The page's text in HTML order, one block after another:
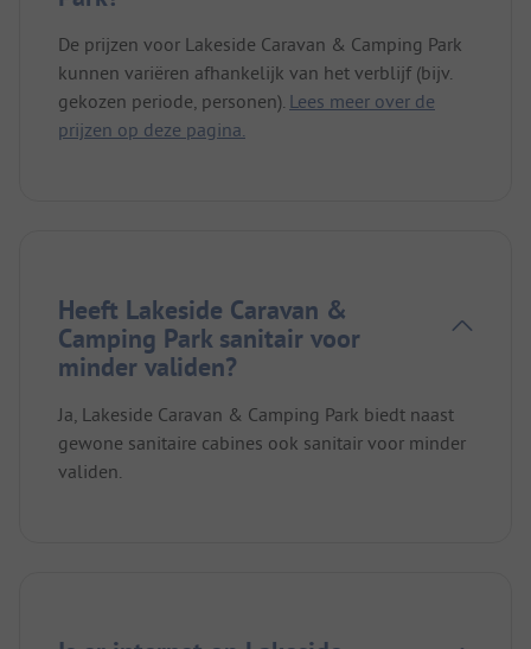
De prijzen voor Lakeside Caravan & Camping Park
kunnen variëren afhankelijk van het verblijf (bijv.
gekozen periode, personen). Lees meer over de
prijzen op deze pagina.
Heeft Lakeside Caravan &
Camping Park sanitair voor
minder validen?
Ja, Lakeside Caravan & Camping Park biedt naast
gewone sanitaire cabines ook sanitair voor minder
validen.